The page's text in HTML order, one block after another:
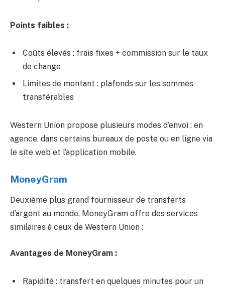
Points faibles :
Coûts élevés : frais fixes + commission sur le taux
de change
Limites de montant : plafonds sur les sommes
transférables
Western Union propose plusieurs modes d’envoi : en
agence, dans certains bureaux de poste ou en ligne via
le site web et l’application mobile.
MoneyGram
Deuxième plus grand fournisseur de transferts
d’argent au monde, MoneyGram offre des services
similaires à ceux de Western Union :
Avantages de MoneyGram :
Rapidité : transfert en quelques minutes pour un